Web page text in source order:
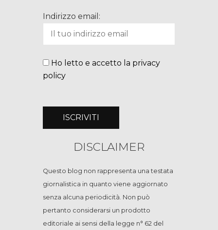
Indirizzo email:
Ho letto e accetto la privacy
policy
DISCLAIMER
Questo blog non rappresenta una testata
giornalistica in quanto viene aggiornato
senza alcuna periodicità. Non può
pertanto considerarsi un prodotto
editoriale ai sensi della legge n° 62 del